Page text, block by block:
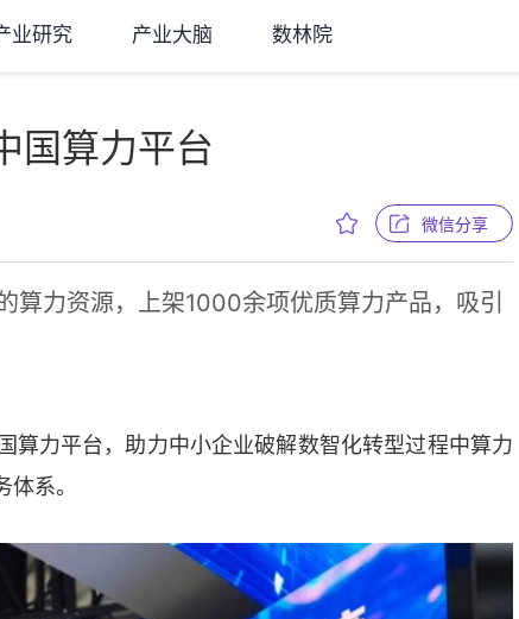
业研究 产业大脑 数林院
国算力平台
微信分享
力资源，上架1000余项优质算力产品，吸引
力平台，助力中小企业破解数智化转型过程中算力
系。